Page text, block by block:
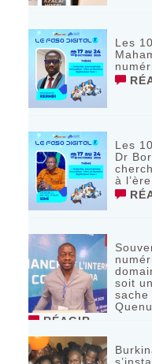
Les
Les
Dr
à
soit
sache
RÉAGIR